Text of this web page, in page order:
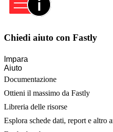
Chiedi aiuto con Fastly
Impara
Aiuto
Documentazione
Ottieni il massimo da Fastly
Libreria delle risorse
Esplora schede dati, report e altro